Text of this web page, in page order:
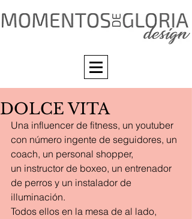
DOLCE VITA
Una influencer de fitness, un youtuber
con número ingente de seguidores, un
coach, un personal shopper,
un instructor de boxeo, un entrenador
de perros y un instalador de
illuminación.
Todos ellos en la mesa de al lado,